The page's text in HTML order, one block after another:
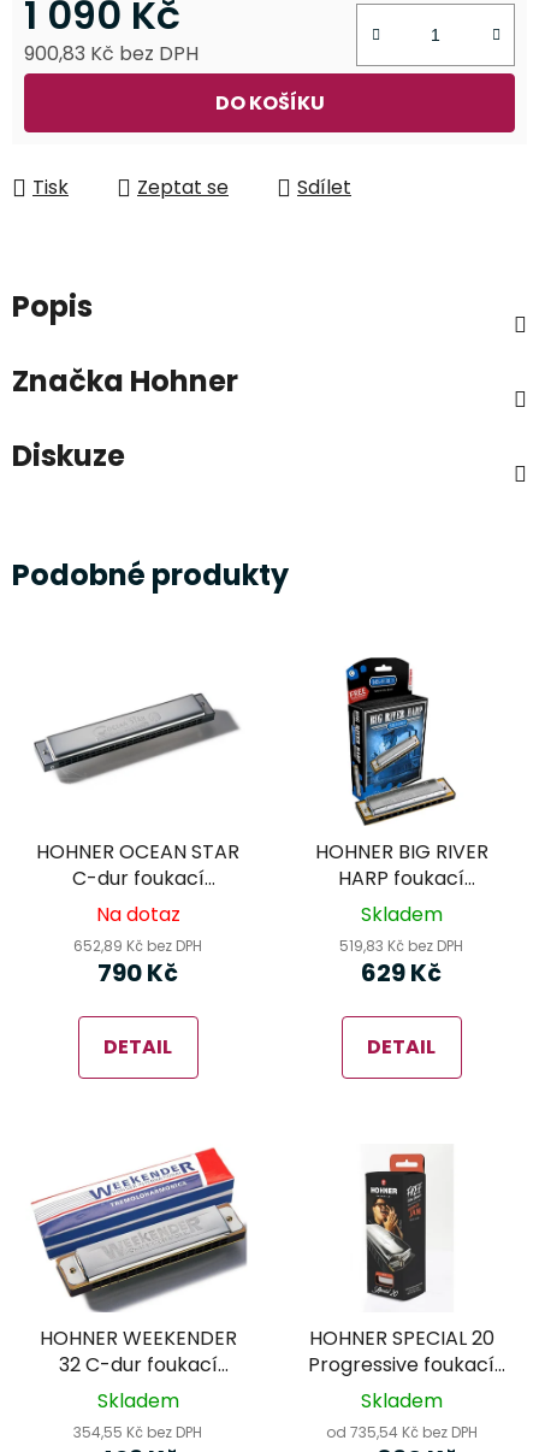
1 090 Kč
900,83 Kč bez DPH
DO KOŠÍKU
Tisk Zeptat se Sdílet
Popis
Značka Hohner
Diskuze
Podobné produkty
HOHNER OCEAN STAR
C-dur foukací
harmonika
Na dotaz
652,89 Kč bez DPH
790 Kč
DETAIL
HOHNER BIG RIVER
HARP foukací
harmonika
Skladem
519,83 Kč bez DPH
629 Kč
DETAIL
HOHNER WEEKENDER
32 C-dur foukací
harmonika
Skladem
354,55 Kč bez DPH
HOHNER SPECIAL 20
Progressive foukací
harmonika
Skladem
od 735,54 Kč bez DPH